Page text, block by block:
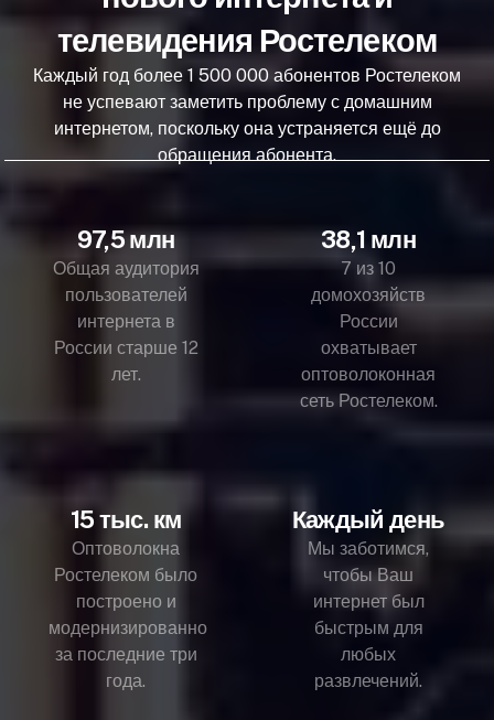
телевидения Ростелеком
Каждый год более 1 500 000 абонентов Ростелеком
не успевают заметить проблему с домашним
интернетом, поскольку она устраняется ещё до
обращения абонента.
97,5 млн
Общая аудитория
пользователей
интернета в
России старше 12
лет.
38,1 млн
7 из 10
домохозяйств
России
охватывает
оптоволоконная
сеть Ростелеком.
15 тыс. км
Оптоволокна
Ростелеком было
построено и
модернизированно
за последние три
года.
Каждый день
Мы заботимся,
чтобы Ваш
интернет был
быстрым для
любых
развлечений.